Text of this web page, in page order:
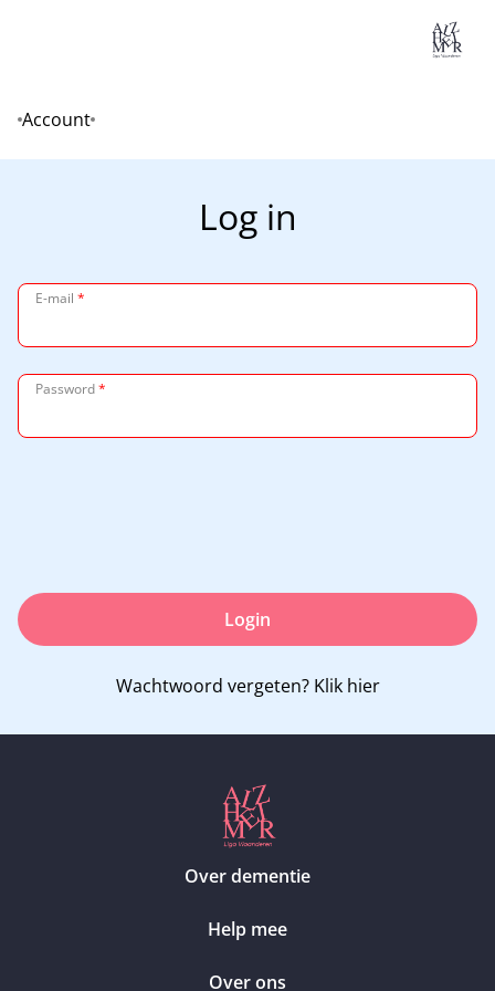
Home
Account
Log in
E-mail *
Password*
Login
Wachtwoord vergeten? Klik hier
Over dementie
Help mee
Over ons